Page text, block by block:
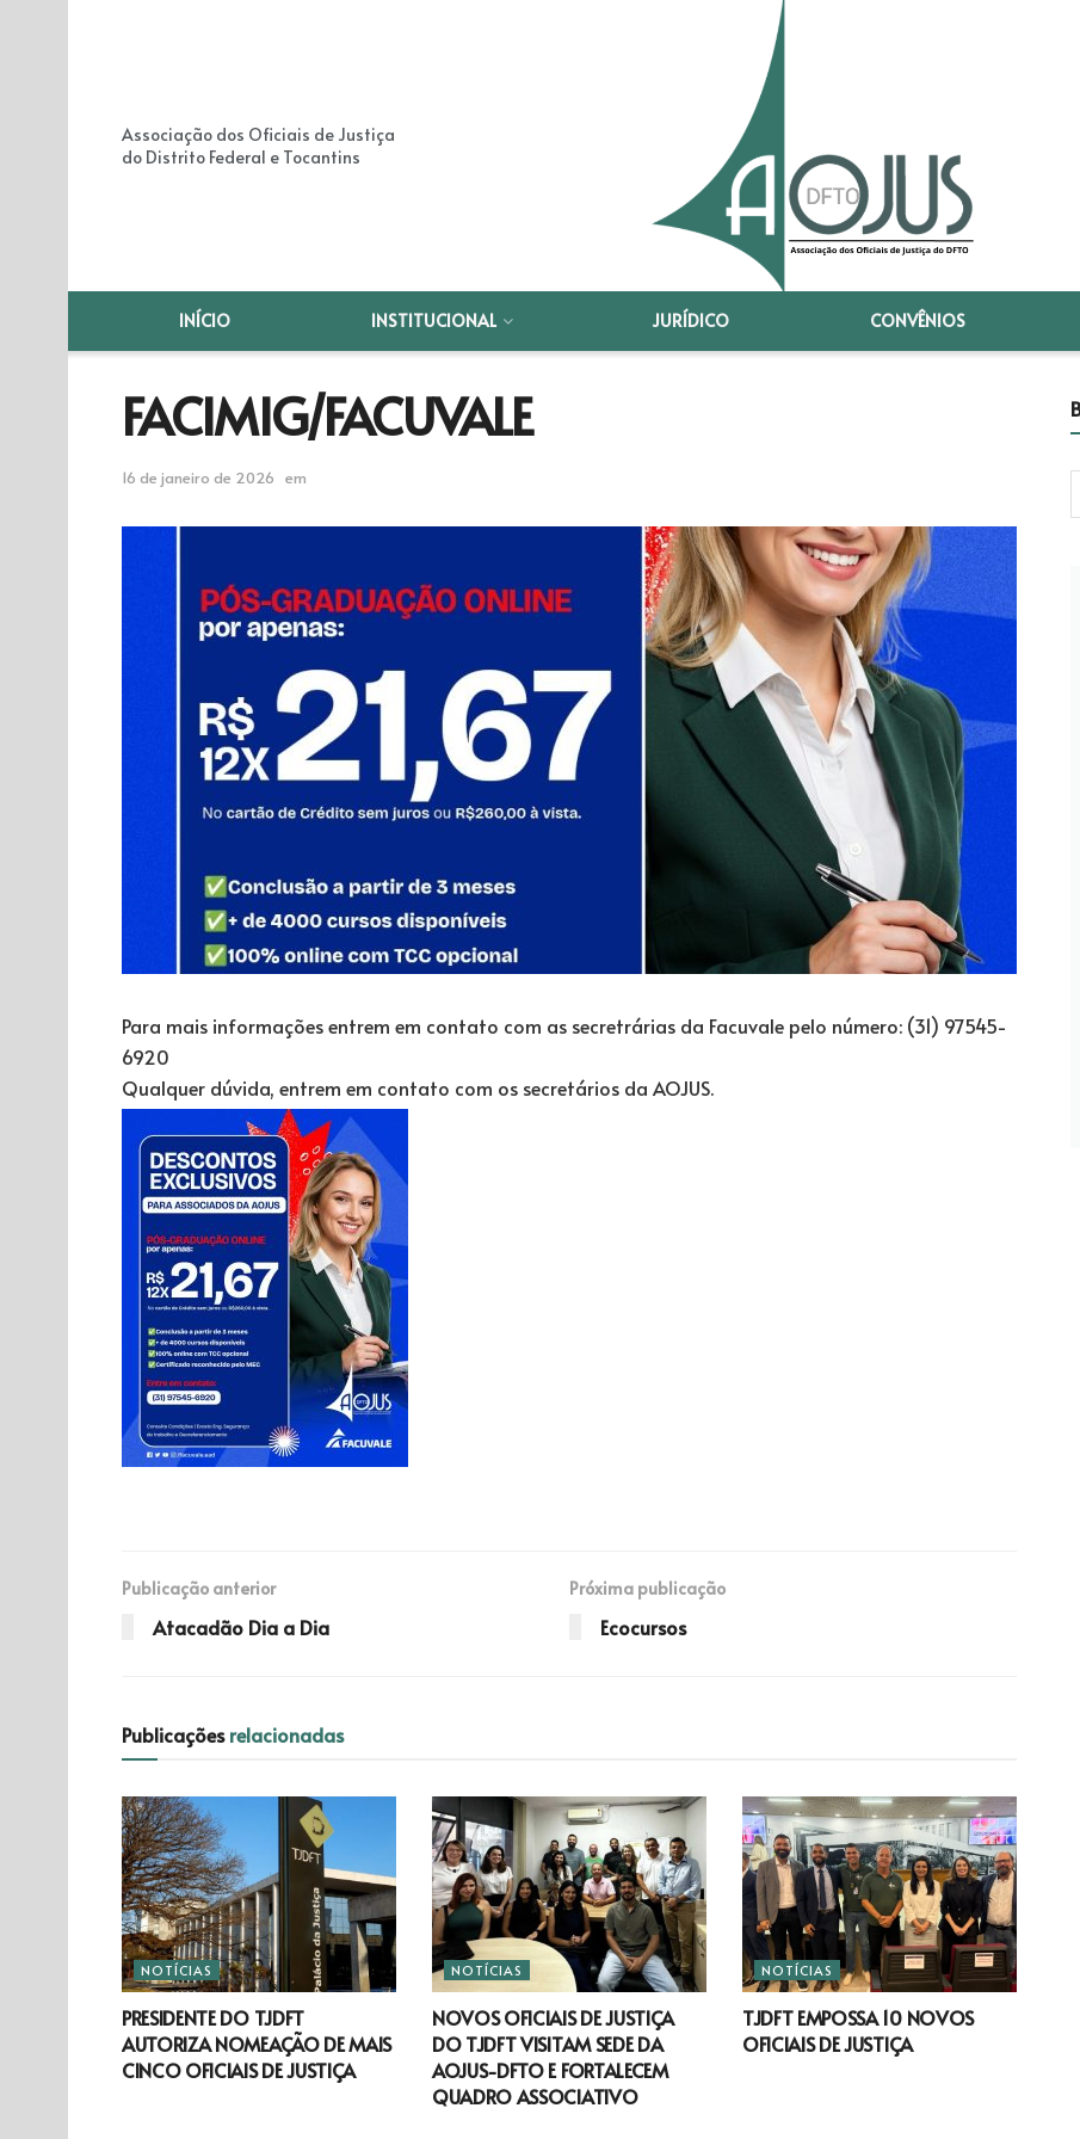
Associação dos Oficiais de Justiça
do Distrito Federal e Tocantins
INÍCIO INSTITUCIONAL JURÍDICO CONVÊNIOS
FACIMIG/FACUVALE
16 de janeiro de 2026 em
Para mais informações entrem em contato com as secretrárias da Facuvale pelo número: (31) 97545-
6920
Qualquer dúvida, entrem em contato com os secretários da AOJUS.
Publicação anterior
Atacadão Dia a Dia
Próxima publicação
Ecocursos
Publicaçõesrelacionadas
NOTÍCIAS
PRESIDENTE DO TJDFT
AUTORIZA NOMEAÇÃO DE MAIS
CINCO OFICIAIS DE JUSTIÇA
NOTÍCIAS
NOVOS OFICIAIS DE JUSTIÇA
DO TJDFT VISITAM SEDE DA
AOJUS-DFTO E FORTALECEM
QUADRO ASSOCIATIVO
NOTÍCIAS
TJDFT EMPOSSA 10 NOVOS
OFICIAIS DE JUSTIÇA